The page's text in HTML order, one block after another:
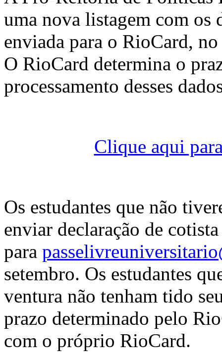
uma nova listagem com os
enviada para o RioCard,
O RioCard determina o
processamento desses
Clique aqui
Os estudantes que não
enviar declaração de cotista
para
setembro. Os estudantes
ventura não tenham tido
prazo determinado pelo
com o próprio RioCard.